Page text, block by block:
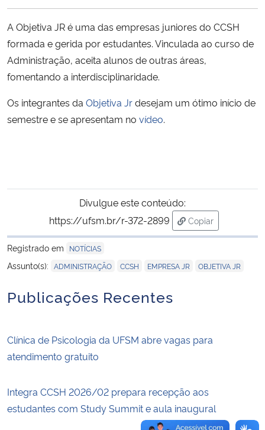
Ministério da Cidadania
Ministério da Saúde
Ministério de Minas e Energia
Ministério da Ciência, Tecnologia, Inovações e Comunicações
Ministério do Desenvolvimento Regional
Controladoria-Geral da União
Ministério da Mulher, da Família e dos Direitos Humanos
Secretaria-Geral
Gabinete de Segurança Institucional
A Objetiva JR é uma das empresas juniores do CCSH
formada e gerida por estudantes. Vinculada ao curso de
Administração, aceita alunos de outras áreas,
fomentando a interdisciplinaridade.
Os integrantes da Objetiva Jrdesejam um ótimo início de
semestre e se apresentam no vídeo.
Divulgue este conteúdo:
https://ufsm.br/r-372-2899
Copiar
para área de
Registrado em
NOTÍCIAS
Assunto(s): ADMINISTRAÇÃO CCSH EMPRESA JR OBJETIVA JR
Publicações Recentes
Clínica de Psicologia da UFSM abre vagas para
atendimento gratuito
Integra CCSH 2026/02 prepara recepção aos
estudantes com Study Summit e aula inaugural